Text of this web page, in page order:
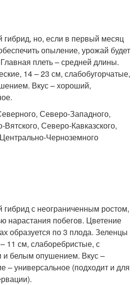
гибрид, но, если в первый месяц
опыление, урожай будет
плеть – средней длины.
14 – 23 см, слабобугорчатые,
Вкус – хороший,
Северо-Западного,
Северо-Кавказского,
Черноземного
гибрид с неограниченным ростом,
нарастания побегов. Цветение
образуется по 3 плода. Зеленцы
11 см, слаборебристые, с
и белым опушением. Вкус –
– универсальное (подходит и для